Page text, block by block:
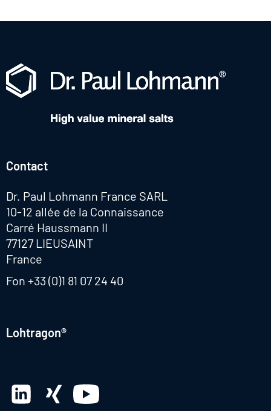
Contact
Dr. Paul Lohmann France SARL
10-12 allée de la Connaissance
Carré Haussmann II
77127 LIEUSAINT
France
Fon +33 (0)1 81 07 24 40
Lohtragon®